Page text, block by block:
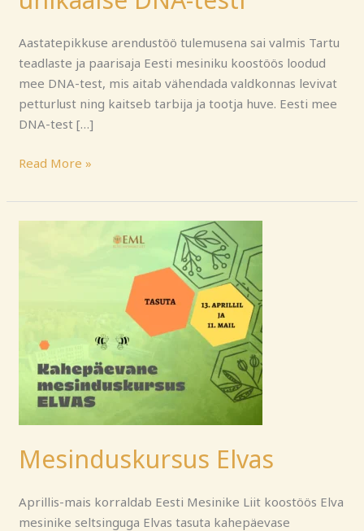
Aastatepikkuse arendustöö tulemusena sai valmis Tartu
teadlaste ja paarisaja Eesti mesiniku koostöös loodud
mee DNA-test, mis aitab vähendada valdkonnas levivat
petturlust ning kaitseb tarbija ja tootja huve. Eesti mee
DNA-test […]
Read More »
Mesinduskursus Elvas
Aprillis-mais korraldab Eesti Mesinike Liit koostöös Elva
mesinike seltsinguga Elvas tasuta kahepäevase